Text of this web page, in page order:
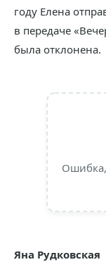
году Елена
в передаче
была отклонена.
Яна Рудковская